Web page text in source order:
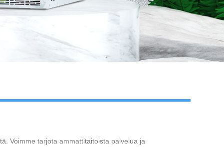
Voimme tarjota ammattitaitoista palvelua ja